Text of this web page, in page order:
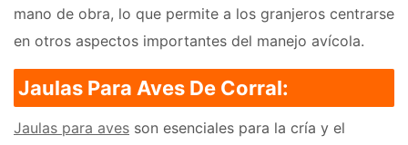
mano de obra, lo que permite a los granjeros centrarse
en otros aspectos importantes del manejo avícola.
Jaulas Para Aves De Corral:
Jaulas para aves son esenciales para la cría y el